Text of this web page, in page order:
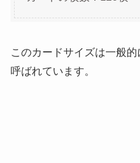
このカードサイズは一般
呼ばれています。